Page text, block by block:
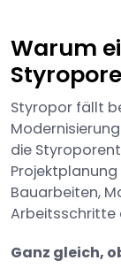
Warum
Styropor fällt
die
Projektplanung
Bauarbeiten,
Arbeitsschritte
Ganz gleich,